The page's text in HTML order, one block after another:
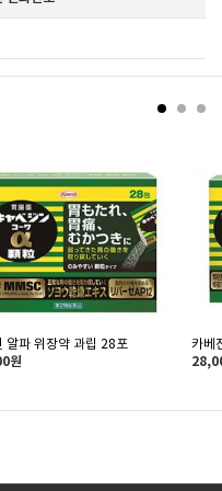
알파 위장약 과립 28포
원
카베